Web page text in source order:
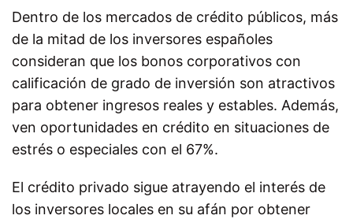
Dentro de los mercados de crédito públicos, más
de la mitad de los inversores españoles
consideran que los bonos corporativos con
calificación de grado de inversión son atractivos
para obtener ingresos reales y estables. Además,
ven oportunidades en crédito en situaciones de
estrés o especiales con el 67%.
El crédito privado sigue atrayendo el interés de
los inversores locales en su afán por obtener